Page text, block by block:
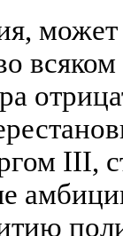
может
всяком
III,